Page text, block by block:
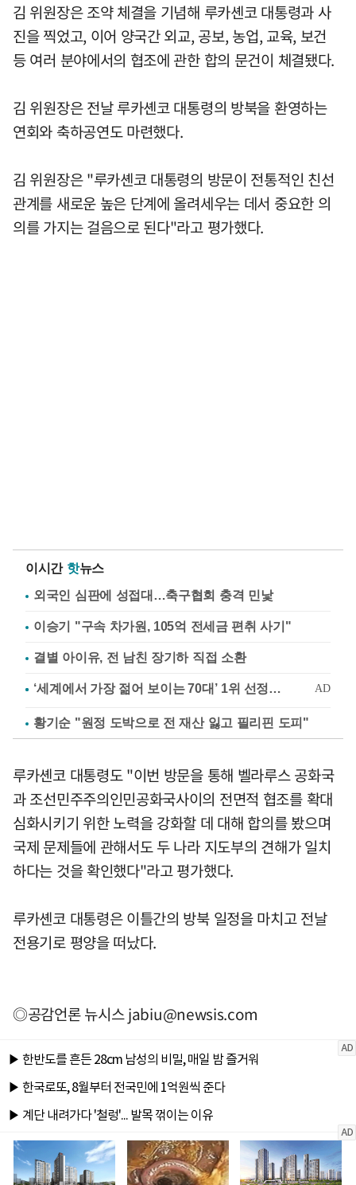
김 위원장은 조약 체결을 기념해 루카셴코 대통령과 사
진을 찍었고, 이어 양국간 외교, 공보, 농업, 교육, 보건
등 여러 분야에서의 협조에 관한 합의 문건이 체결됐다.
김 위원장은 전날 루카셴코 대통령의 방북을 환영하는
연회와 축하공연도 마련했다.
김 위원장은 "루카셴코 대통령의 방문이 전통적인 친선
관계를 새로운 높은 단계에 올려세우는 데서 중요한 의
의를 가지는 걸음으로 된다"라고 평가했다.
이시간 핫뉴스
외국인 심판에 성접대…축구협회 충격 민낯
이승기 "구속 차가원, 105억 전세금 편취 사기"
결별 아이유, 전 남친 장기하 직접 소환
황기순 "원정 도박으로 전 재산 잃고 필리핀 도피"
루카셴코 대통령도 "이번 방문을 통해 벨라루스 공화국
과 조선민주주의인민공화국사이의 전면적 협조를 확대
심화시키기 위한 노력을 강화할 데 대해 합의를 봤으며
국제 문제들에 관해서도 두 나라 지도부의 견해가 일치
하다는 것을 확인했다"라고 평가했다.
루카셴코 대통령은 이틀간의 방북 일정을 마치고 전날
전용기로 평양을 떠났다.
◎공감언론 뉴시스jabiu@newsis.com